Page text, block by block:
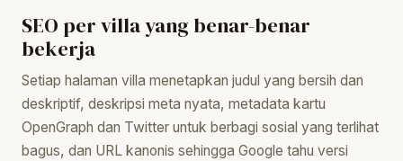
SEO per villa yang benar-benar
bekerja
Setiap halaman villa menetapkan judul yang bersih dan
deskriptif, deskripsi meta nyata, metadata kartu
OpenGraph dan Twitter untuk berbagi sosial yang terlihat
bagus, dan URL kanonis sehingga Google tahu versi